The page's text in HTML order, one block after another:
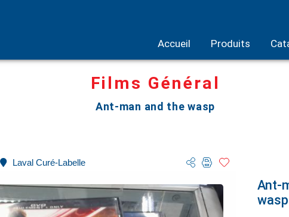
Accueil Produits
Films Général
Ant-man and the wasp
Laval Curé-Labelle
Ant-
wasp